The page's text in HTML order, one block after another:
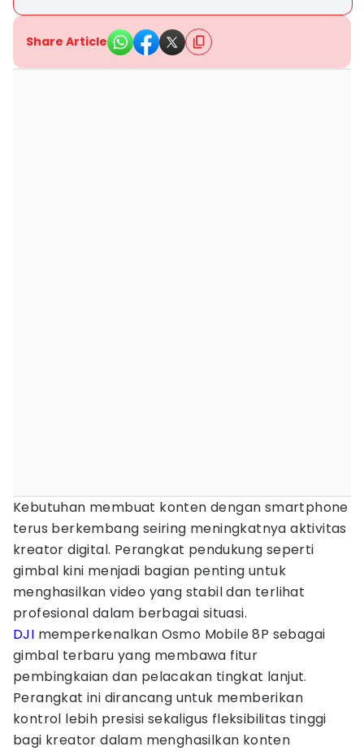
Share Article
Kebutuhan membuat konten dengan smartphone
terus berkembang seiring meningkatnya aktivitas
kreator digital. Perangkat pendukung seperti
gimbal kini menjadi bagian penting untuk
menghasilkan video yang stabil dan terlihat
profesional dalam berbagai situasi.
DJI memperkenalkan Osmo Mobile 8P sebagai
gimbal terbaru yang membawa fitur
pembingkaian dan pelacakan tingkat lanjut.
Perangkat ini dirancang untuk memberikan
kontrol lebih presisi sekaligus fleksibilitas tinggi
bagi kreator dalam menghasilkan konten